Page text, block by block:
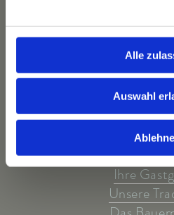
Alle
Auswahl
Das
Ihre
Unsere